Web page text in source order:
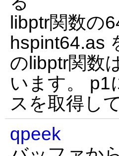
libptr関数の
hspint64.as
のlibptr関数
います。 p1
スを取得し
qpeek